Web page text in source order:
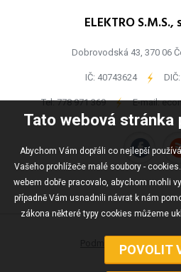
Tato webová stránka
Abychom Vám dopřáli co nejlepší
Vašeho prohlížeče malé soubory -
webem dobře pracovalo, abychom mohli
případně Vám usnadnili návrat k nám
zákona některé typy cookies můžeme
ELEKTRO
Dobrovodská 43, 370 06
IČ: 40743624 -
Tel:778 971 369 - E-mail:
Podmínky užívání